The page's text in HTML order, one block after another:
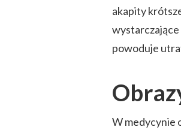
akapity
wystarczające
powoduje
W medycynie